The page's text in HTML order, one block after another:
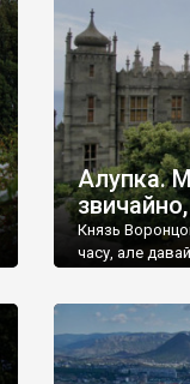
Алупка.
Князь
часу, але